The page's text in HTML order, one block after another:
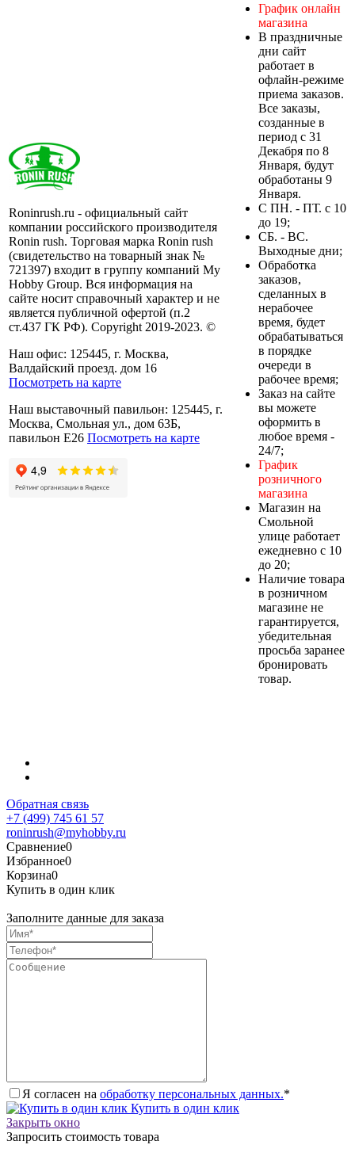
Roninrush.ru - официальный сайт
компании российского производителя
Ronin rush. Торговая марка Ronin rush
(свидетельство на товарный знак №
721397) входит в группу компаний My
Hobby Group. Вся информация на
сайте носит справочный характер и не
является публичной офертой (п.2
ст.437 ГК РФ). Copyright 2019-2023. ©
Наш офис: 125445, г. Москва,
Валдайский проезд. дом 16
Посмотреть на карте
Наш выставочный павильон: 125445, г.
Москва, Смольная ул., дом 63Б,
павильон Е26 Посмотреть на карте
График онлайн
магазина
В праздничные
дни сайт
работает в
офлайн-режиме
приема заказов.
Все заказы,
созданные в
период с 31
Декабря по 8
Января, будут
обработаны 9
Января.
C ПН. - ПТ. с 10
до 19;
СБ. - ВС.
Выходные дни;
Обработка
заказов,
сделанных в
нерабочее
время, будет
обрабатываться
в порядке
очереди в
рабочее время;
Заказ на сайте
вы можете
оформить в
любое время -
24/7;
График
розничного
магазина
Магазин на
Смольной
улице работает
ежедневно с 10
до 20;
Наличие товара
в розничном
магазине не
гарантируется,
убедительная
просьба заранее
бронировать
товар.
Обратная связь
+7 (499) 745 61 57
roninrush@myhobby.ru
Сравнение0
Избранное0
Корзина0
Купить в один клик
Заполните данные для заказа
Я согласен на обработку персональных данных.*
Купить в один клик
Закрыть окно
Запросить стоимость товара